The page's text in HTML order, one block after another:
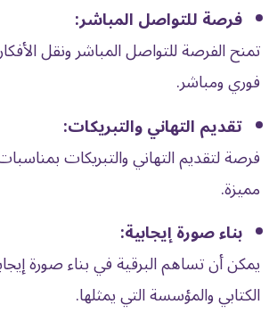
فرصة للتواصل المباشر:
تمنح الفرصة للتواصل المباشر ونقل
فوري ومباشر.
تقديم التهاني والتبريكات:
فرصة لتقديم التهاني والتبريكات
مميزة.
بناء صورة إيجابية:
يمكن أن تساهم البرقية في بناء صورة
الكتابي والمؤسسة التي يمثلها.